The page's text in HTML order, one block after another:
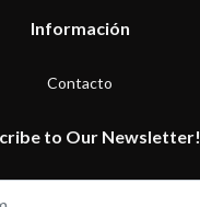
Información
Contacto
to Our Newsletter!